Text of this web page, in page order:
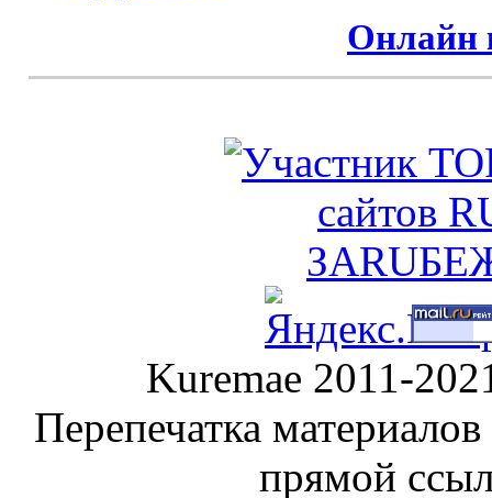
Онлайн
Kuremae 2011-
Перепечатка
прямой